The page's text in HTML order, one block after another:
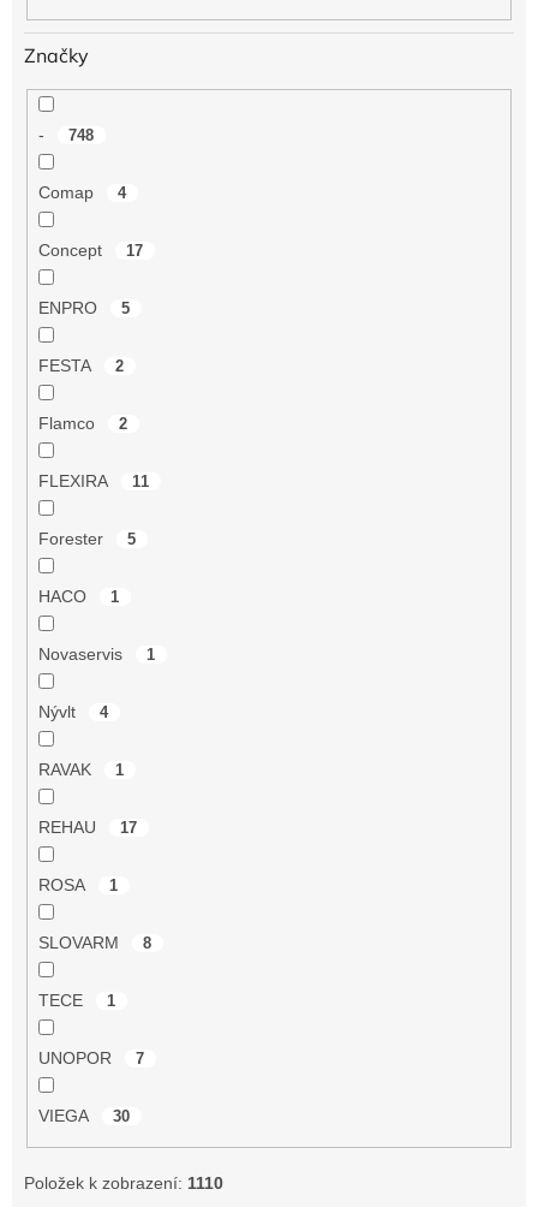
Značky
- 748
Comap 4
Concept 17
ENPRO 5
FESTA 2
Flamco 2
FLEXIRA 11
Forester 5
HACO 1
Novaservis 1
Nývlt 4
RAVAK 1
REHAU 17
ROSA 1
SLOVARM 8
TECE 1
UNOPOR 7
VIEGA 30
Položek k zobrazení: 1110